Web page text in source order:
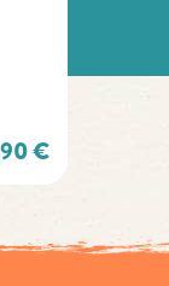
€
Bière